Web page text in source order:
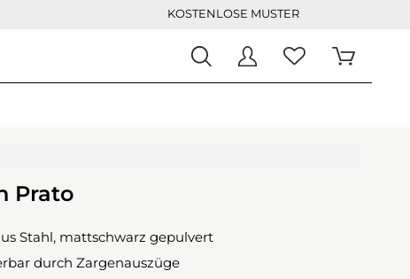
KOSTENLOSE MUSTER
Prato
Stahl, mattschwarz gepulvert
durch Zargenauszüge